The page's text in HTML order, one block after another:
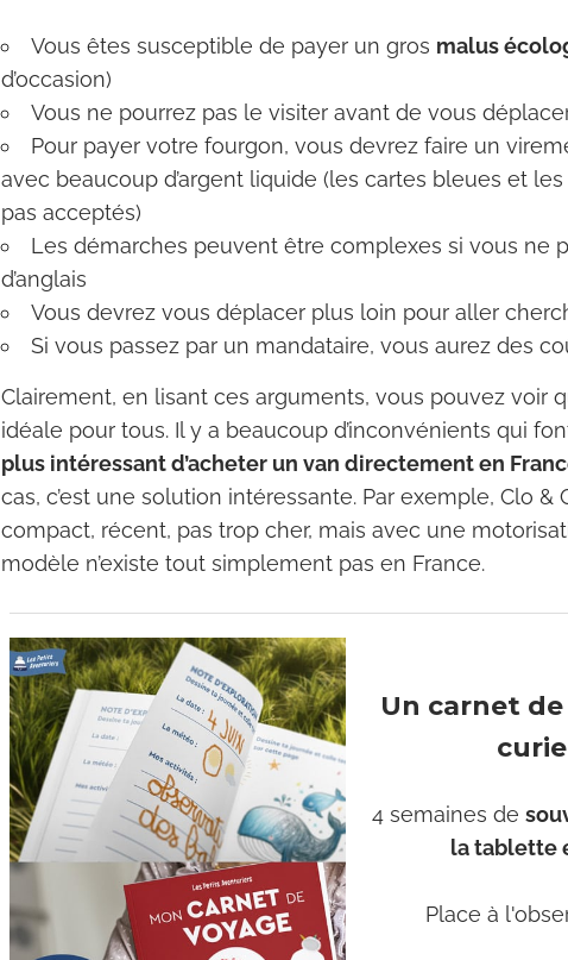
Vous êtes susceptible de payer un gros malus
d’occasion)
Vous ne pourrez pas le visiter avant de vous
Pour payer votre fourgon, vous devrez faire un
avec beaucoup d’argent liquide (les cartes bleues et
pas acceptés)
Les démarches peuvent être complexes si vous ne
d’anglais
Vous devrez vous déplacer plus loin pour aller
Si vous passez par un mandataire, vous aurez des
Clairement, en lisant ces arguments, vous pouvez voir
idéale pour tous. Il y a beaucoup d’inconvénients qui
plus intéressant d’acheter un van directement en
cas, c’est une solution intéressante. Par exemple, Clo
compact, récent, pas trop cher, mais avec une
modèle n’existe tout simplement pas en France.
Un carnet
4 semaines de
la tablette
Place à